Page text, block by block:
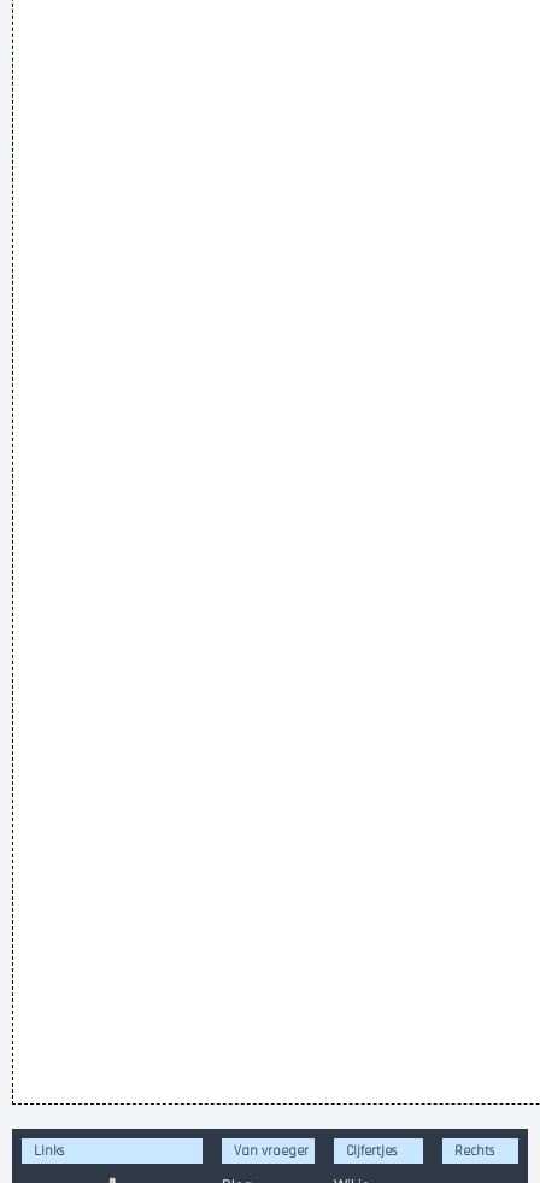
Links
Van vroeger
Cijfertjes
Rechts